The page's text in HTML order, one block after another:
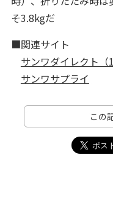
そ3.8kgだ
■関連サイト
サンワダイレクト（
サンワサプライ
この